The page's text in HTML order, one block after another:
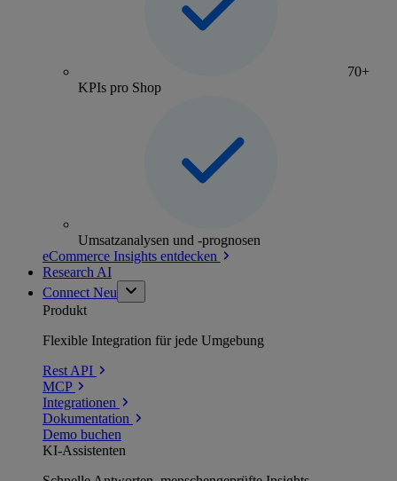
70+
KPIs pro Shop
Umsatzanalysen und -prognosen
eCommerce Insights entdecken
Research AI
Connect Neu
Produkt
Flexible Integration für jede Umgebung
Rest API
MCP
Integrationen
Dokumentation
Demo buchen
KI-Assistenten